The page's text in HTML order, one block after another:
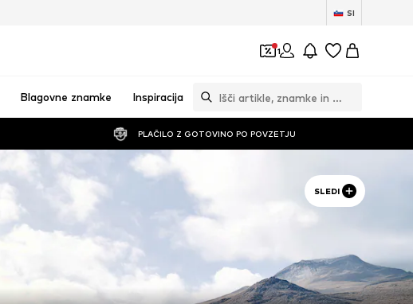
SI
1
Blagovne znamke Inspiracija
PLAČILO Z GOTOVINO PO POVZETJU
SLEDI